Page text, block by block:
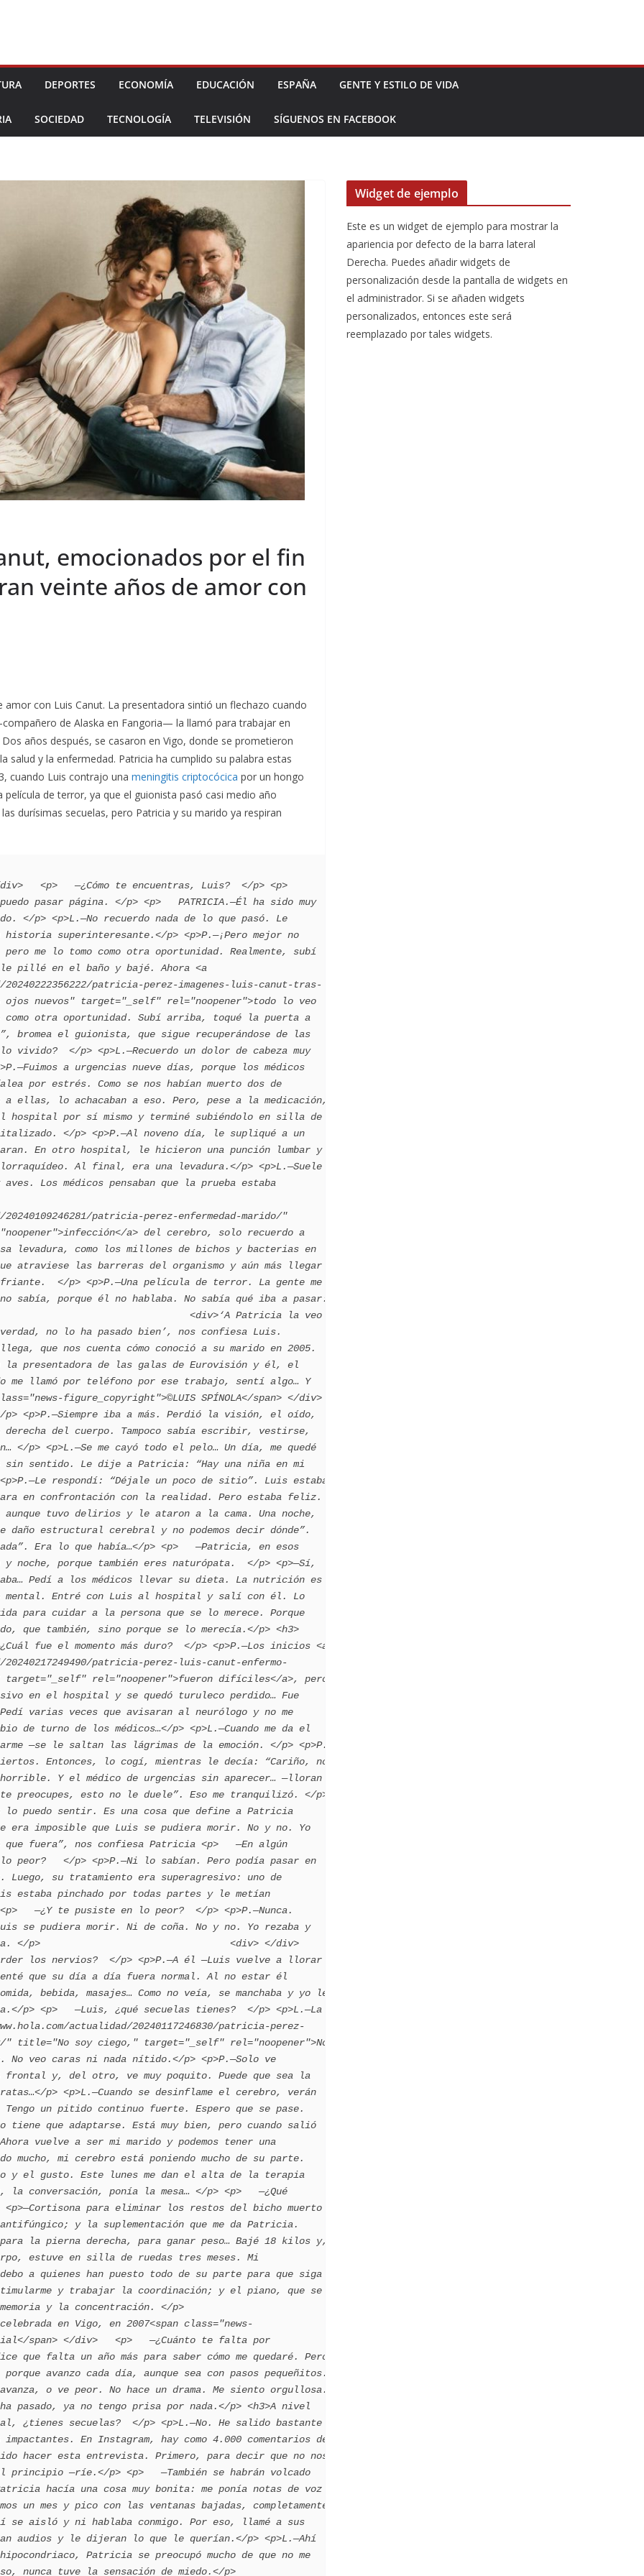
DEPORTES ECONOMÍA EDUCACIÓN ESPAÑA GENTE Y ESTILO DE VIDA
SOCIEDAD TECNOLOGÍA TELEVISIÓN SÍGUENOS EN FACEBOOK
emocionados por el fin
veinte años de amor con
con Luis Canut. La presentadora sintió un flechazo cuando
de Alaska en Fangoria— la llamó para trabajar en
años después, se casaron en Vigo, donde se prometieron
salud y la enfermedad. Patricia ha cumplido su palabra estas
cuando Luis contrajo una meningitis criptocócica por un hongo
de terror, ya que el guionista pasó casi medio año
durísimas secuelas, pero Patricia y su marido ya respiran
Widget de ejemplo
Este es un widget de ejemplo para mostrar la
apariencia por defecto de la barra lateral
Derecha. Puedes añadir widgets de
personalización desde la pantalla de widgets en
el administrador. Si se añaden widgets
personalizados, entonces este será
reemplazado por tales widgets.